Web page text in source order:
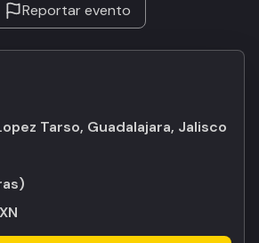
Reportar evento
Tarso, Guadalajara, Jalisco
)